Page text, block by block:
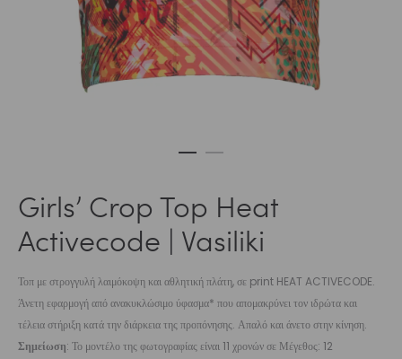
Girls’ Crop Top Heat
Activecode | Vasiliki
Τοπ με στρογγυλή λαιμόκοψη και αθλητική πλάτη, σε print HEAT ACTIVECODE.
Άνετη εφαρμογή από ανακυκλώσιμο ύφασμα* που απομακρύνει τον ιδρώτα και
τέλεια στήριξη κατά την διάρκεια της προπόνησης. Απαλό και άνετο στην κίνηση.
Σημείωση: Το μοντέλο της φωτογραφίας είναι 11 χρονών σε Μέγεθος: 12